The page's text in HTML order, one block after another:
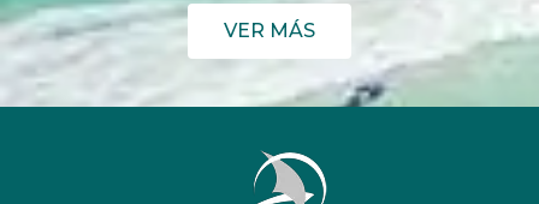
VER MÁS